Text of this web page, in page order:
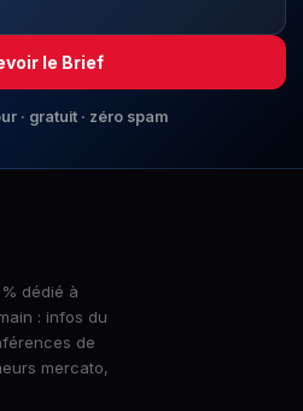
le Brief
· gratuit · zéro spam
dédié à
: infos du
de
mercato,